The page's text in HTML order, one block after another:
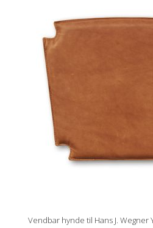
Vendbar hynde til Hans J. Wegner